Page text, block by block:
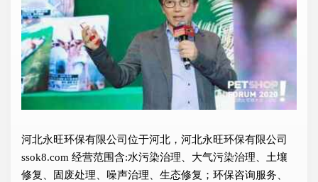
河北永旺环保有限公司位于河北，河北永旺环保有限公司
ssok8.com 经营范围含:水污染治理、大气污染治理、土壤
修复、固废处理、噪声治理、生态修复；环保咨询服务、